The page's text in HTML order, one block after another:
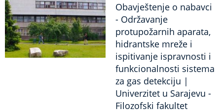
Obavještenje o nabavci
- Održavanje
protupožarnih aparata,
hidrantske mreže i
ispitivanje ispravnosti i
funkcionalnosti sistema
za gas detekciju |
Univerzitet u Sarajevu -
Filozofski fakultet